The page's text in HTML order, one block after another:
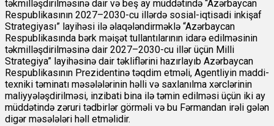
təkmilləşdirilməsinə dair və beş ay müddətində “Azərbaycan
Respublikasının 2027–2030-cu illərdə sosial-iqtisadi inkişaf
Strategiyası” layihəsi ilə əlaqələndirməklə “Azərbaycan
Respublikasında bərk məişət tullantılarının idarə edilməsinin
təkmilləşdirilməsinə dair 2027–2030-cu illər üçün Milli
Strategiya” layihəsinə dair təkliflərini hazırlayıb Azərbaycan
Respublikasının Prezidentinə təqdim etməli, Agentliyin maddi-
texniki təminatı məsələlərinin həlli və saxlanılma xərclərinin
maliyyələşdirilməsi, inzibati bina ilə təmin edilməsi üçün iki ay
müddətində zəruri tədbirlər görməli və bu Fərmandan irəli gələn
digər məsələləri həll etməlidir.